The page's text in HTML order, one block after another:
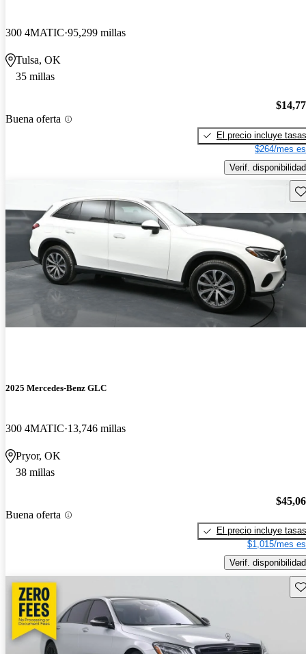
300 4MATIC 95,299 millas
Tulsa, OK
35 millas
Buena oferta
El precio incluye tasas
$264/mes
Verif. disponibilidad
2025 Mercedes-Benz GLC
300 4MATIC 13,746 millas
Pryor, OK
38 millas
Buena oferta
El precio incluye tasas
$1,015/mes
Verif. disponibilidad